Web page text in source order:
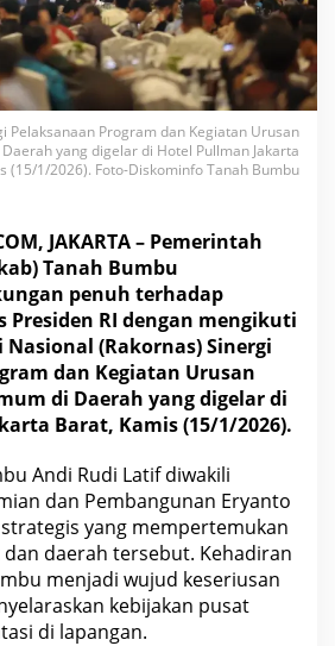
s
k
a
n
D
u
k
u
n
P
r
o
r
a
m
N
s
i
o
n
a
l
Pelaksanaan Program dan Kegiatan Urusan
yang digelar di Hotel Pullman Jakarta
(15/1/2026). Foto-Diskominfo Tanah Bumbu
JAKARTA – Pemerintah
Tanah Bumbu
penuh terhadap
RI dengan mengikuti
(Rakornas) Sinergi
dan Kegiatan Urusan
di Daerah yang digelar di
Barat, Kamis (15/1/2026).
Andi Rudi Latif diwakili
dan Pembangunan Eryanto
yang mempertemukan
daerah tersebut. Kehadiran
menjadi wujud keseriusan
kebijakan pusat
di lapangan.